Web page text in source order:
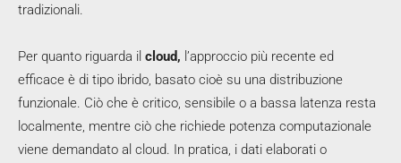
tradizionali.
Per quanto riguarda il cloud, l’approccio più recente ed
efficace è di tipo ibrido, basato cioè su una distribuzione
funzionale. Ciò che è critico, sensibile o a bassa latenza resta
localmente, mentre ciò che richiede potenza computazionale
viene demandato al cloud. In pratica, i dati elaborati o